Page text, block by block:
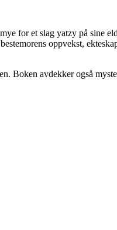
for et slag yatzy på sine
oppvekst,
Boken avdekker også